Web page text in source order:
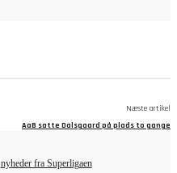
Næste artikel
AaB satte Dalsgaard på plads to gange
nyheder fra Superligaen